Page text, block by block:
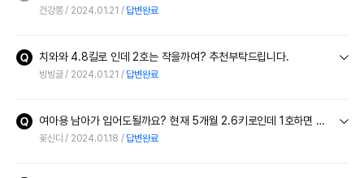
건강쫑 2024.01.21 답변완료
치와와 4.8킬로 인데 2호는 작을까여? 추천부탁드립니다.
빙빙글 2024.01.21 답변완료
여아용 남아가 입어도될까요? 현재 5개월 2.6키로인데 1호하면 작은가요?
꽃신디 2024.01.18 답변완료